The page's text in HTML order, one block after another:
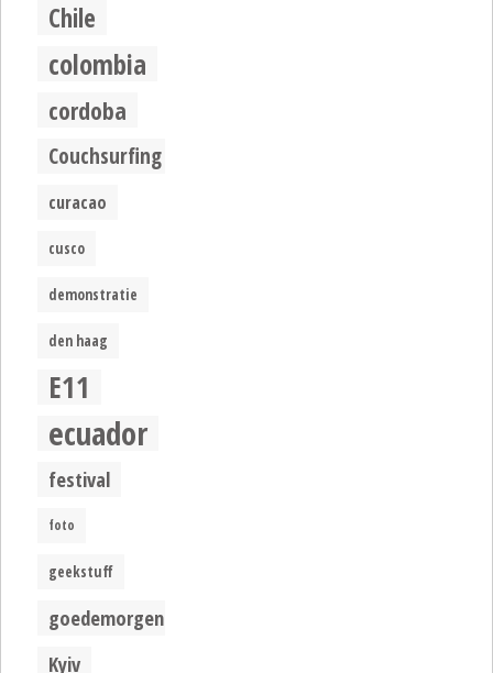
Chile
colombia
cordoba
Couchsurfing
curacao
cusco
demonstratie
den haag
E11
ecuador
festival
foto
geekstuff
goedemorgen
Kyiv